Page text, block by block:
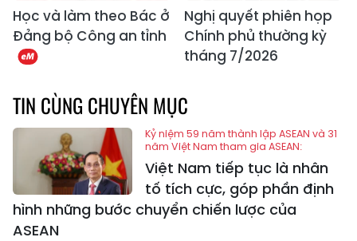
Học và làm theo Bác ở
Đảng bộ Công an tỉnh
Nghị quyết phiên họp
Chính phủ thường kỳ
tháng 7/2026
TIN CÙNG CHUYÊN MỤC
Kỷ niệm 59 năm thành lập ASEAN và 31
năm Việt Nam tham gia ASEAN:
Việt Nam tiếp tục là nhân
tố tích cực, góp phần định
hình những bước chuyển chiến lược của
ASEAN